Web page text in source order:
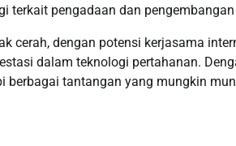
terkait pengadaan dan
cerah, dengan potensi kerjasama
dalam teknologi pertahanan.
berbagai tantangan yang mungkin